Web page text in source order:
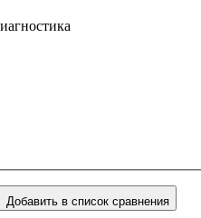
Добавить в список сравнения